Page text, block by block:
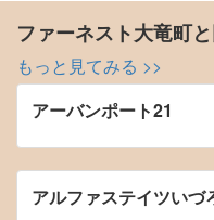
ファーネスト大竜町
もっと見てみる >>
アーバンポート21
アルファステイツいづ